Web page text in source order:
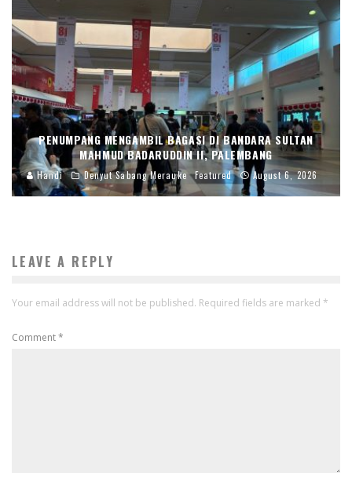
PENUMPANG MENGAMBIL BAGASI DI BANDARA SULTAN
MAHMUD BADARUDDIN II, PALEMBANG
Handi Denyut Sabang Merauke Featured August 6, 2026
LEAVE A REPLY
Your email address will not be published. Required fields are marked *
Comment*